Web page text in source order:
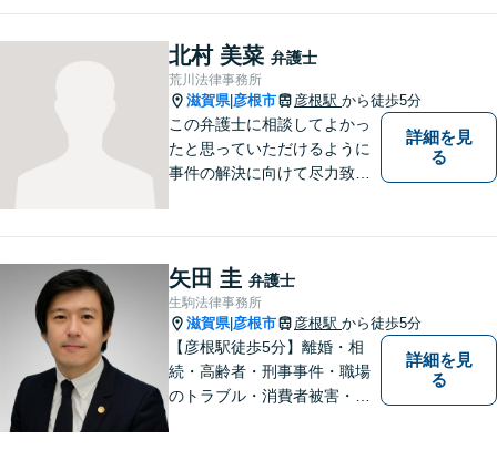
トいたします。
北村 美菜 弁護士
荒川法律事務所
滋賀県| 彦根市 彦根駅 から徒歩5分
この弁護士に相談してよかっ
たと思っていただけるように
事件の解決に向けて尽力致し
詳細を見
る
矢田 圭 弁護士
生駒法律事務所
滋賀県| 彦根市 彦根駅 から徒歩5分
【彦根駅徒歩5分】離婚・相
続・高齢者・刑事事件・職場
のトラブル・消費者被害・法
詳細を見
る